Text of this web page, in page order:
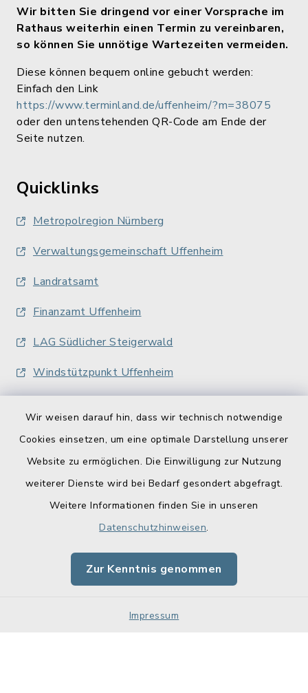
Wir weisen darauf hin, dass wir technisch notwendige
Cookies einsetzen, um eine optimale Darstellung unserer
Website zu ermöglichen. Die Einwilligung zur Nutzung
weiterer Dienste wird bei Bedarf gesondert abgefragt.
Weitere Informationen finden Sie in unseren
Datenschutzhinweisen.
Zur Kenntnis genommen
Impressum
Wir bitten Sie dringend vor einer Vorsprache im
Rathaus weiterhin einen Termin zu vereinbaren,
so können Sie unnötige Wartezeiten vermeiden.
Diese können bequem online gebucht werden:
Einfach den Link
https://www.terminland.de/uffenheim/?m=38075
oder den untenstehenden QR-Code am Ende der
Seite nutzen.
Quicklinks
Metropolregion Nürnberg
Verwaltungsgemeinschaft Uffenheim
Landratsamt
Finanzamt Uffenheim
LAG Südlicher Steigerwald
Windstützpunkt Uffenheim
Barrierefreiheit
Impressum
Sitemap